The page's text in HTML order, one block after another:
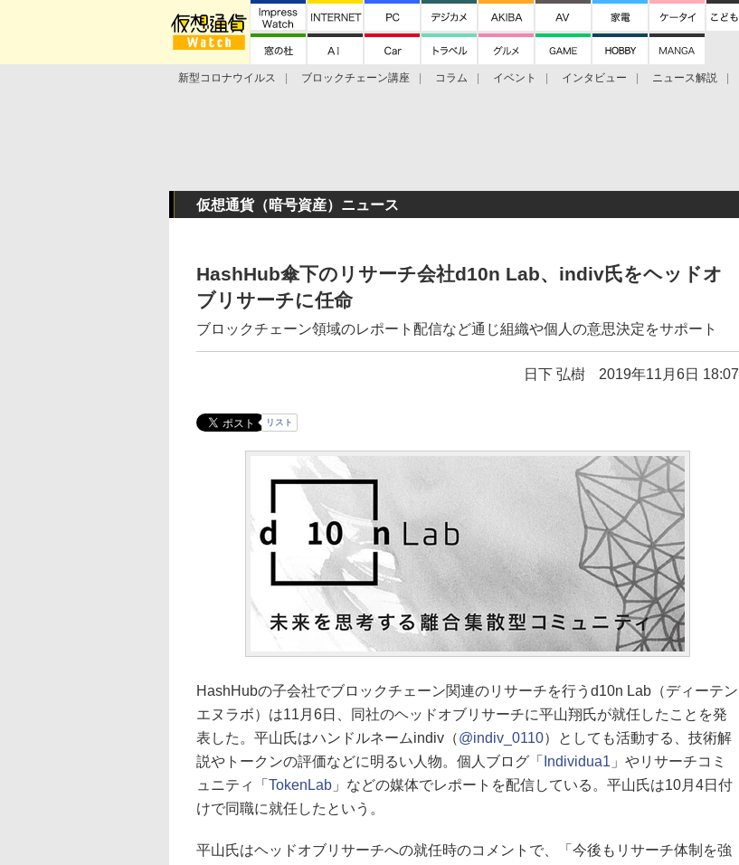
新型コロナウイルス ブロックチェーン講座 コラム イベント インタビュー ニュース解説
仮想通貨（暗号資産）ニュース
HashHub傘下のリサーチ会社d10n Lab、indiv氏をヘッドオ
ブリサーチに任命
ブロックチェーン領域のレポート配信など通じ組織や個人の意思決定をサポート
日下 弘樹 2019年11月6日 18:07
リスト
HashHubの子会社でブロックチェーン関連のリサーチを行うd10n Lab（ディーテン
エヌラボ）は11月6日、同社のヘッドオブリサーチに平山翔氏が就任したことを発
表した。平山氏はハンドルネームindiv（@indiv_0110）としても活動する、技術解
説やトークンの評価などに明るい人物。個人ブログ「
Individua1 」やリサーチコミ
ュニティ「 TokenLab 」などの媒体でレポートを配信している。平山氏は10月4日付
けで同職に就任したという。
平山氏はヘッドオブリサーチへの就任時のコメントで、「今後もリサーチ体制を強